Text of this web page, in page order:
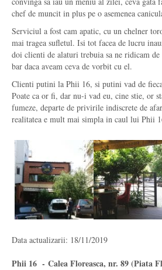
chef de muncit in plus pe o asemenea
Serviciul a fost cam apatic, cu un chelner
mai tragea sufletul. Isi tot facea de lucru
doi clienti de alaturi trebuia sa ne ridicam de
bar daca aveam ceva de vorbit cu el.
Clienti putini la Phii 16, si putini vad de
Poate ca or fi, dar nu-i vad eu, cine stie, or
fumeze, departe de privirile indiscrete de
realitatea e mult mai simpla in caul lui Phii
Data actualizarii: 18/11/2019
Phii 16 - Calea Floreasca, nr. 89 (Piata